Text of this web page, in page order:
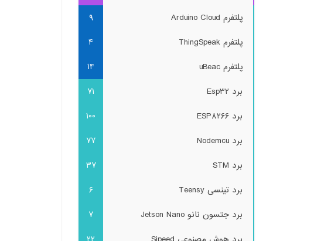
پلتفرم Arduino Cloud
9
پلتفرم ThingSpeak
4
پلتفرم uBeac
14
برد Esp32
71
برد ESP8266
100
برد Nodemcu
77
برد STM
37
برد تینسی Teensy
6
برد جتسون نانو Jetson Nano
7